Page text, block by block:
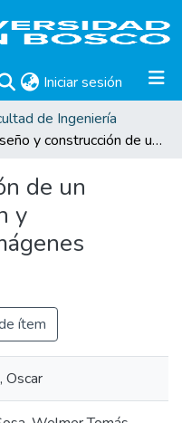
Iniciar sesión (current)
de Ingeniería
Diseño y construcción de un sistema de captación y procesamiento de imágenes digitales.
de un
y
ítem
Oscar